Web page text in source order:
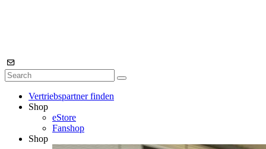
Vertriebspartner finden
Shop
eStore
Fanshop
Shop